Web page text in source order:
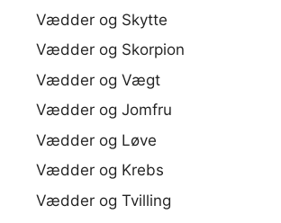
Vædder og Skytte
Vædder og Skorpion
Vædder og Vægt
Vædder og Jomfru
Vædder og Løve
Vædder og Krebs
Vædder og Tvilling